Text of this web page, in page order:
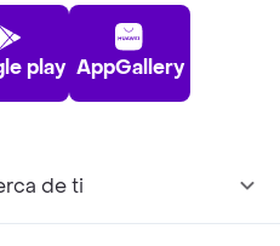
play AppGallery
de ti